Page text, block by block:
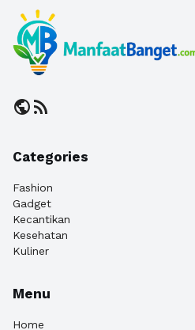
publicrss_feed
Categories
Fashion
Gadget
Kecantikan
Kesehatan
Kuliner
Menu
Home